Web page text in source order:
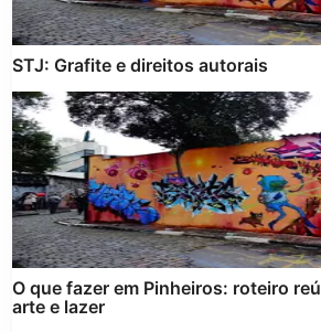
STJ: Grafite e direitos autorais
O que fazer em Pinheiros: roteiro
arte e lazer